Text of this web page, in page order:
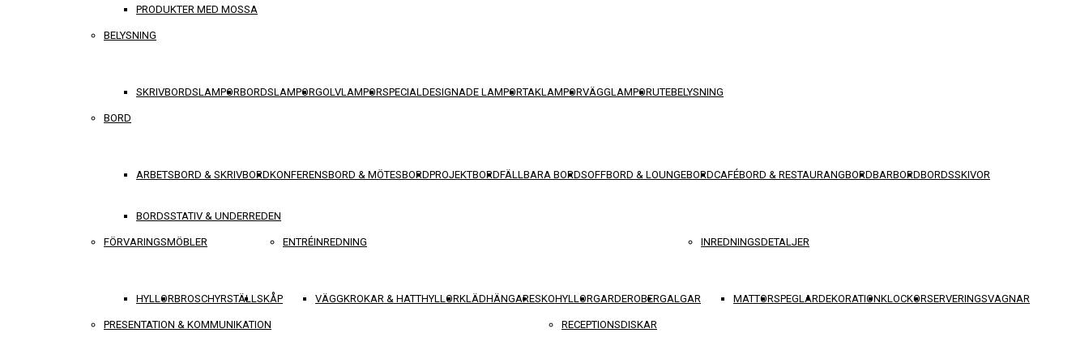
PRODUKTER MED MOSSA
BELYSNING
SKRIVBORDSLAMPORBORDSLAMPORGOLVLAMPORSPECIALDESIGNADE LAMPORTAKLAMPORVÄGGLAMPORUTEBELYSNING
BORD
ARBETSBORD & SKRIVBORDKONFERENSBORD & MÖTESBORDPROJEKTBORDFÄLLBARA BORDSOFFBORD & LOUNGEBORDCAFÉBORD & RESTAURANGBORDBARBORDBORDSSKIVOR
BORDSSTATIV & UNDERREDEN
FÖRVARINGSMÖBLER
HYLLORBROSCHYRSTÄLLSKÅP
ENTRÉINREDNING
VÄGGKROKAR & HATTHYLLORKLÄDHÄNGARESKOHYLLORGARDEROBERGALGAR
INREDNINGSDETALJER
MATTORSPEGLARDEKORATIONKLOCKORSERVERINGSVAGNAR
PRESENTATION & KOMMUNIKATION RECEPTIONSDISKAR